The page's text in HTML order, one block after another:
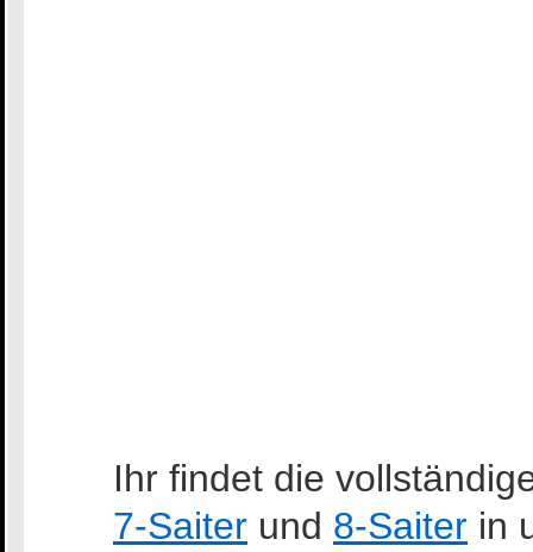
Ihr findet die
7-Saiter und 8-Saiter in